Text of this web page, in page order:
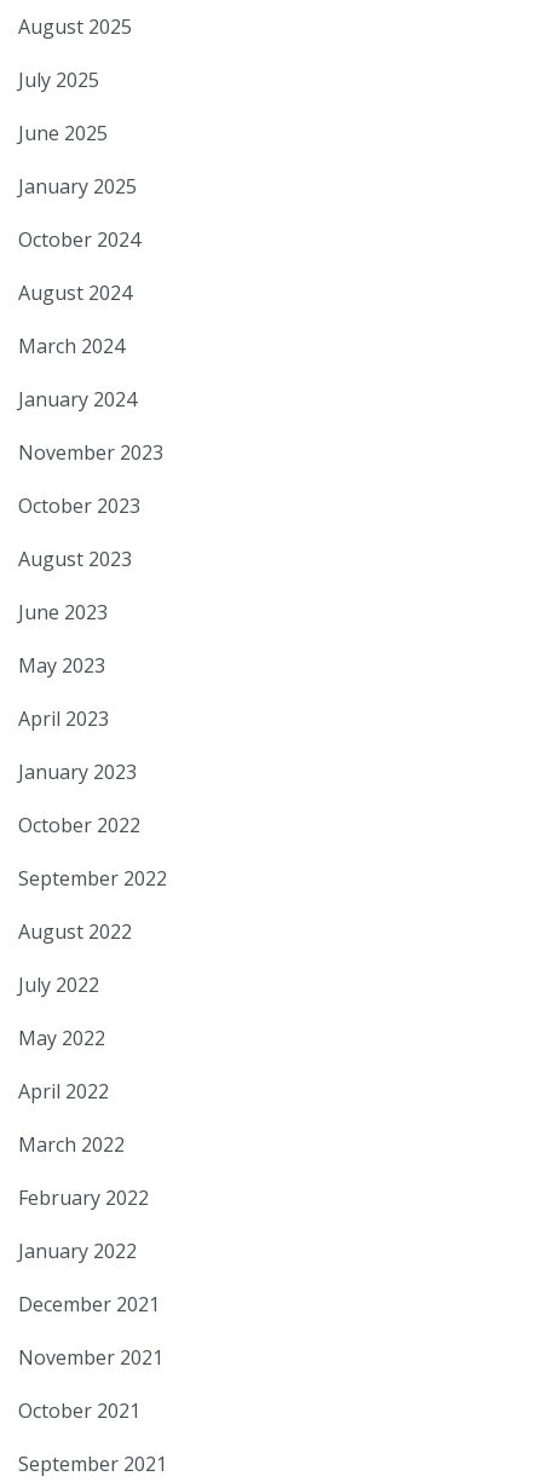
August 2025
July 2025
June 2025
January 2025
October 2024
August 2024
March 2024
January 2024
November 2023
October 2023
August 2023
June 2023
May 2023
April 2023
January 2023
October 2022
September 2022
August 2022
July 2022
May 2022
April 2022
March 2022
February 2022
January 2022
December 2021
November 2021
October 2021
September 2021